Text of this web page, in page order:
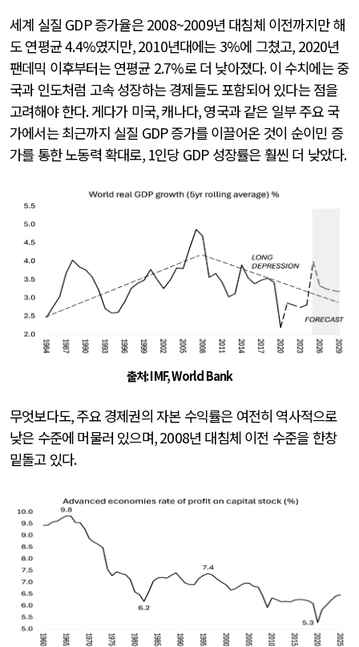
세계 실질 GDP증가율은2008~2009년 대침체 이전까지만 해
도 연평균4.4%였지만, 2010년대에는 3%에 그쳤고, 2020년
팬데믹 이후부터는 연평균 2.7%로 더 낮아졌다.이 수치에는 중
국과 인도처럼 고속 성장하는 경제들도 포함되어 있다는 점을
고려해야 한다.게다가 미국,캐나다,영국과 같은 일부 주요 국
가에서는 최근까지 실질 GDP증가를 이끌어온 것이 순이민 증
가를 통한 노동력 확대로, 1인당 GDP 성장률은 훨씬 더 낮았다.
출처: IMF, World Bank
무엇보다도,주요 경제권의 자본 수익률은 여전히 역사적으로
낮은 수준에 머물러 있으며, 2008년 대침체 이전 수준을 한창
밑돌고 있다.